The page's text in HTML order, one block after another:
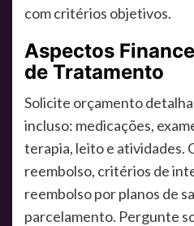
com critérios objetivos.
Aspectos
de Tratamento
Solicite orçamento
incluso: medicações,
terapia, leito e atividades.
reembolso, critérios de
reembolso por planos de
parcelamento. Pergunte